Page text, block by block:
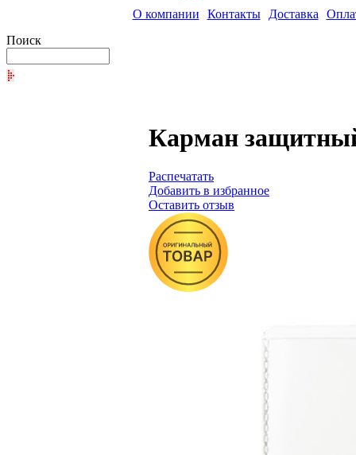
О компании Контакты Доставка
Поиск
Карман
Распечатать
Добавить в избранное
Оставить отзыв